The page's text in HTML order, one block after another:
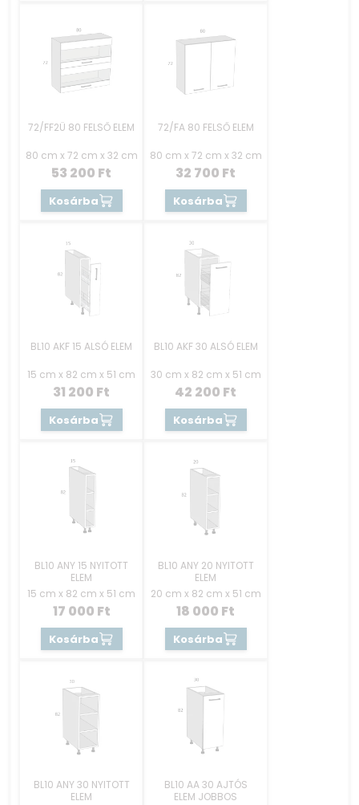
72/FF2Ü 80 FELSŐ ELEM
80 cm x 72 cm x 32 cm
53 200 Ft
Kosárba
72/FA 80 FELSŐ ELEM
80 cm x 72 cm x 32 cm
32 700 Ft
Kosárba
BL10 AKF 15 ALSÓ ELEM
15 cm x 82 cm x 51 cm
31 200 Ft
Kosárba
BL10 AKF 30 ALSÓ ELEM
30 cm x 82 cm x 51 cm
42 200 Ft
Kosárba
BL10 ANY 15 NYITOTT
ELEM
15 cm x 82 cm x 51 cm
17 000 Ft
Kosárba
BL10 ANY 20 NYITOTT
ELEM
20 cm x 82 cm x 51 cm
18 000 Ft
Kosárba
BL10 ANY 30 NYITOTT
ELEM
BL10 AA 30 AJTÓS
ELEM JOBBOS